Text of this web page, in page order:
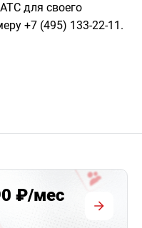
для своего
+7 (495) 133-22-11.
₽/мес